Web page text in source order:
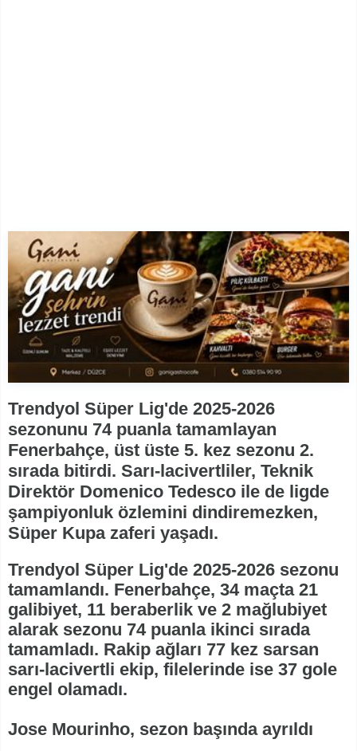
Trendyol Süper Lig'de 2025-2026
sezonunu 74 puanla tamamlayan
Fenerbahçe, üst üste 5. kez sezonu 2.
sırada bitirdi. Sarı-lacivertliler, Teknik
Direktör Domenico Tedesco ile de ligde
şampiyonluk özlemini dindiremezken,
Süper Kupa zaferi yaşadı.
Trendyol Süper Lig'de 2025-2026 sezonu
tamamlandı. Fenerbahçe, 34 maçta 21
galibiyet, 11 beraberlik ve 2 mağlubiyet
alarak sezonu 74 puanla ikinci sırada
tamamladı. Rakip ağları 77 kez sarsan
sarı-lacivertli ekip, filelerinde ise 37 gole
engel olamadı.
Jose Mourinho, sezon başında ayrıldı